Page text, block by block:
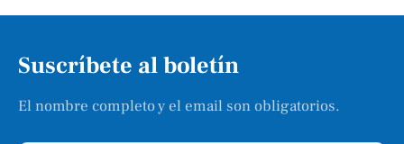
Suscríbete al boletín
El nombre completo y el email son obligatorios.